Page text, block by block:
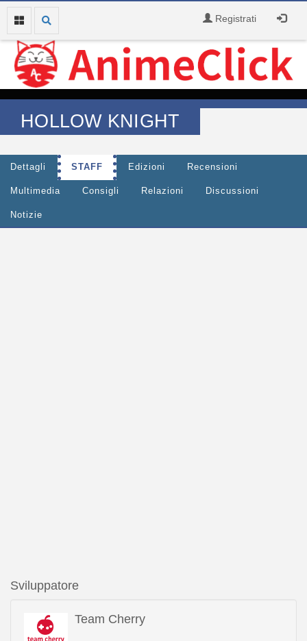
Registrati
HOLLOW KNIGHT
Dettagli STAFF Edizioni Recensioni
Multimedia Consigli Relazioni Discussioni
Notizie
Sviluppatore
Team Cherry